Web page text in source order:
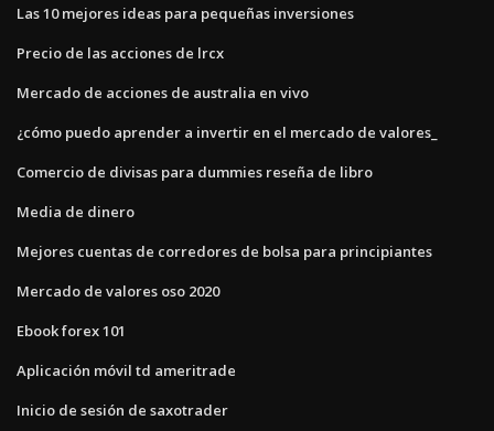
Las 10 mejores ideas para pequeñas inversiones
Precio de las acciones de lrcx
Mercado de acciones de australia en vivo
¿cómo puedo aprender a invertir en el mercado de valores_
Comercio de divisas para dummies reseña de libro
Media de dinero
Mejores cuentas de corredores de bolsa para principiantes
Mercado de valores oso 2020
Ebook forex 101
Aplicación móvil td ameritrade
Inicio de sesión de saxotrader